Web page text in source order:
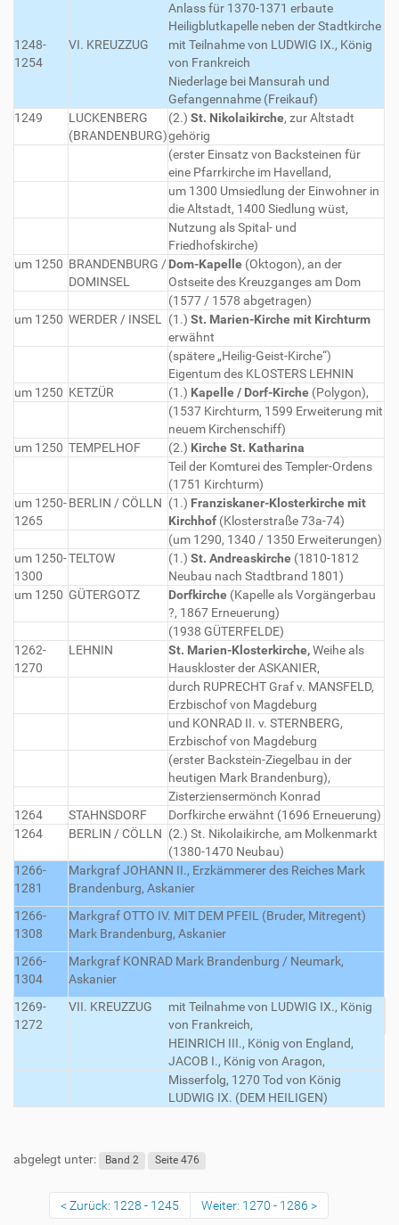
Anlass für 1370-1371 erbaute
Heiligblutkapelle neben der Stadtkirche
1248-
1254
VI. KREUZZUG
mit Teilnahme von LUDWIG IX., König
von Frankreich
Niederlage bei Mansurah und
Gefangennahme (Freikauf)
1249
LUCKENBERG
(BRANDENBURG)
(2.) St. Nikolaikirche, zur Altstadt
gehörig
(erster Einsatz von Backsteinen für
eine Pfarrkirche im Havelland,
um 1300 Umsiedlung der Einwohner in
die Altstadt, 1400 Siedlung wüst,
Nutzung als Spital- und
Friedhofskirche)
um 1250 BRANDENBURG /
DOMINSEL
Dom-Kapelle (Oktogon), an der
Ostseite des Kreuzganges am Dom
(1577 / 1578 abgetragen)
um 1250 WERDER / INSEL (1.) St. Marien-Kirche mit Kirchturm
erwähnt
(spätere „Heilig-Geist-Kirche“)
Eigentum des KLOSTERS LEHNIN
um 1250 KETZÜR (1.) Kapelle / Dorf-Kirche (Polygon),
(1537 Kirchturm, 1599 Erweiterung mit
neuem Kirchenschiff)
um 1250 TEMPELHOF (2.) Kirche St. Katharina
Teil der Komturei des Templer-Ordens
(1751 Kirchturm)
um 1250-
1265
BERLIN / CÖLLN (1.) Franziskaner-Klosterkirche mit
Kirchhof (Klosterstraße 73a-74)
(um 1290, 1340 / 1350 Erweiterungen)
um 1250-
1300
TELTOW (1.) St. Andreaskirche (1810-1812
Neubau nach Stadtbrand 1801)
um 1250 GÜTERGOTZ Dorfkirche (Kapelle als Vorgängerbau
?, 1867 Erneuerung)
(1938 GÜTERFELDE)
1262-
1270
LEHNIN St. Marien-Klosterkirche,Weihe als
Hauskloster der ASKANIER,
durch RUPRECHT Graf v. MANSFELD,
Erzbischof von Magdeburg
und KONRAD II. v. STERNBERG,
Erzbischof von Magdeburg
(erster Backstein-Ziegelbau in der
heutigen Mark Brandenburg),
Zisterziensermönch Konrad
1264
STAHNSDORF
Dorfkirche erwähnt (1696 Erneuerung)
1264
BERLIN / CÖLLN (2.) St. Nikolaikirche, am Molkenmarkt
(1380-1470 Neubau)
1266-
1281
Markgraf JOHANN II., Erzkämmerer des Reiches Mark
Brandenburg, Askanier
1266-
1308
Markgraf OTTO IV. MIT DEM PFEIL (Bruder, Mitregent)
Mark Brandenburg, Askanier
1266-
1304
Markgraf KONRAD Mark Brandenburg / Neumark,
Askanier
1269-
1272
VII. KREUZZUG
mit Teilnahme von LUDWIG IX., König
von Frankreich,
HEINRICH III., König von England,
JACOB I., König von Aragon,
Misserfolg, 1270 Tod von König
LUDWIG IX. (DEM HEILIGEN)
abgelegt unter: Band 2 Seite 476
Zurück: 1228 - 1245 Weiter: 1270 - 1286